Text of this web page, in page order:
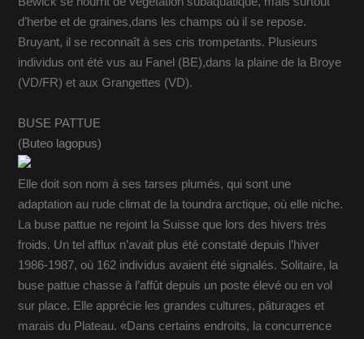
d’herbe et de graines,dans les champs où il se repose.
Bruyant, il se reconnaît à ses cris trompetants. Plusieurs
individus ont été vus au Fanel (BE),dans la plaine de la Broye
(VD/FR) et aux Grangettes (VD).
BUSE PATTUE
(Buteo lagopus)
Elle doit son nom à ses tarses plumés, qui sont une
adaptation au rude climat de la toundra arctique, où elle niche.
La buse pattue ne rejoint la Suisse que lors des hivers très
froids. Un tel afflux n’avait plus été constaté depuis l’hiver
1986-1987, où 162 individus avaient été signalés. Solitaire, la
buse pattue chasse à l’affût depuis un poste élevé ou en vol
sur place. Elle apprécie les grandes cultures, pâturages et
marais du Plateau. «Dans certains endroits, la concurrence